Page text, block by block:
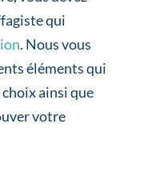
qui
. Nous vous
éléments qui
ainsi que
votre